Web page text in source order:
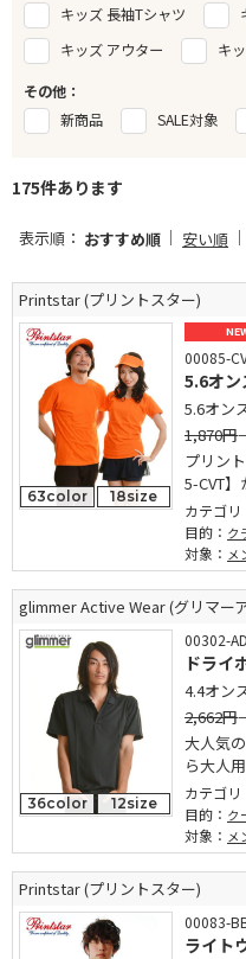
キッズ 長袖Tシャツ
キッズ アウター
キ
その他：
新商品
SALE対象
175件あります
表示順： おすすめ順 安い順
Printstar (プリントスター)
63color 18size
00085-
5.6オン
5.6オン
1,870円
プリン
5-CVT】
カテゴリ
目的： ク
対象： メ
glimmer Active Wear (グリマー
36color 12size
00302-
ドライ
4.4オン
2,662円
大人気
ら大人
カテゴリ
目的： ク
対象： メ
Printstar (プリントスター)
00083-
ライト